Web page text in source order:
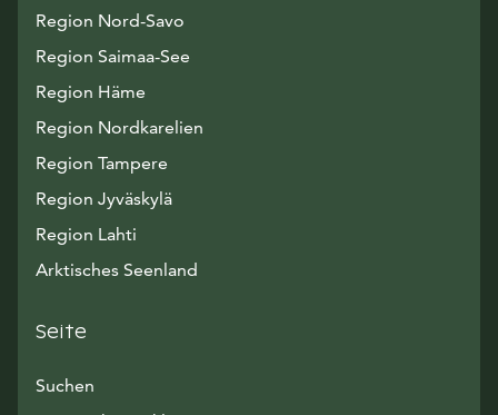
Region Nord-Savo
Region Saimaa-See
Region Häme
Region Nordkarelien
Region Tampere
Region Jyväskylä
Region Lahti
Arktisches Seenland
Seite
Suchen